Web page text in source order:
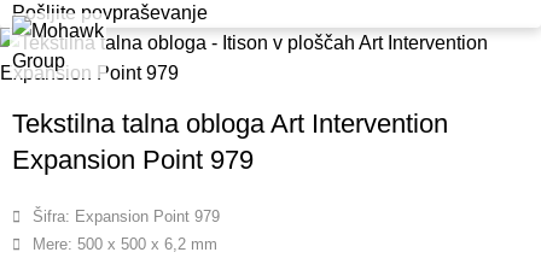
Pošljite povpraševanje
Tekstilna talna obloga Art Intervention
Expansion Point 979
Šifra: Expansion Point 979
Mere: 500 x 500 x 6,2 mm